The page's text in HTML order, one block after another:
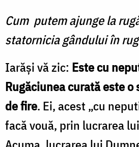
Cum putem ajunge la
statornicia gândului în
Iarăşi vă zic: Este cu
Rugăciunea curată este o
de fire. Ei, acest „cu
facă vouă, prin lucrarea